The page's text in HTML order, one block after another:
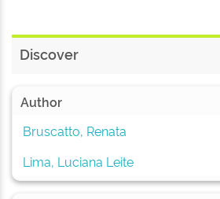
Discover
Author
Bruscatto, Renata
Lima, Luciana Leite